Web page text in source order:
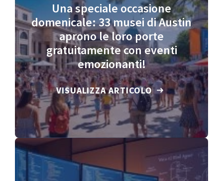
Una speciale occasione
domenicale: 33 musei di Austin
aprono le loro porte
gratuitamente con eventi
emozionanti!
VISUALIZZA ARTICOLO